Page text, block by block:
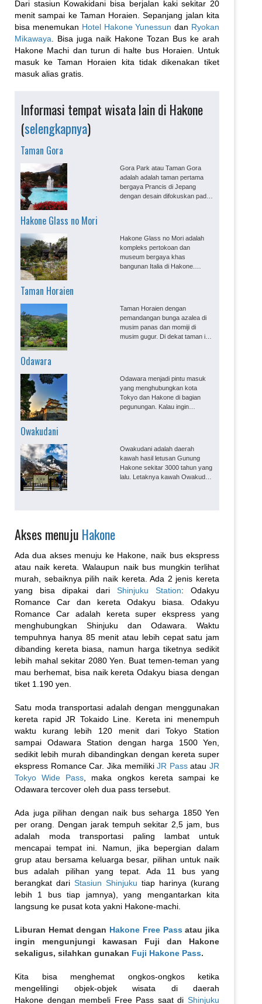
Dari stasiun Kowakidani bisa berjalan kaki sekitar 20
menit sampai ke Taman Horaien. Sepanjang jalan kita
bisa menemukan Hotel Hakone Yunessun dan Ryokan
Mikawaya . Bisa juga naik Hakone Tozan Bus ke arah
Hakone Machi dan turun di halte bus Horaien. Untuk
masuk ke Taman Horaien kita tidak dikenakan tiket
masuk alias gratis.
Informasi tempat wisata lain di Hakone
(selengkapnya)
Taman Gora
Gora Park atau Taman Gora
adalah adalah taman pertama
bergaya Prancis di Jepang
dengan desain difokuskan pada
Hakone Glass no Mori
Hakone Glass no Mori adalah
kompleks pertokoan dan
museum bergaya khas
bangunan Italia di Hakone.
wisata yang sayang dilewatkan
jika teman-teman sedang
mengunjungi Hakone....
Taman Horaien
Taman Horaien dengan
pemandangan bunga azalea di
musim panas dan momiji di
musim gugur. Di dekat taman ini
Odawara
Odawara menjadi pintu masuk
yang menghubungkan kota
Tokyo dan Hakone di bagian
pegunungan. Kalau ingin
ke transportasi khusus
pegunungan Hakone, dan
setelah itu kembali lagi k...
Owakudani
Owakudani adalah daerah
kawah hasil letusan Gunung
Hakone sekitar 3000 tahun yang
lalu. Letaknya kawah Owakudani
Akses menuju Hakone
Ada dua akses menuju ke Hakone, naik bus ekspress
atau naik kereta. Walaupun naik bus mungkin terlihat
murah, sebaiknya pilih naik kereta. Ada 2 jenis kereta
yang bisa dipakai dari Shinjuku Station: Odakyu
Romance Car dan kereta Odakyu biasa. Odakyu
Romance Car adalah kereta super ekspress yang
menghubungkan Shinjuku dan Odawara. Waktu
tempuhnya hanya 85 menit atau lebih cepat satu jam
dibanding kereta biasa, namun harga tiketnya sedikit
lebih mahal sekitar 2080 Yen. Buat temen-teman yang
mau berhemat, bisa naik kereta Odakyu biasa dengan
tiket 1.190 yen.
Satu moda transportasi adalah dengan menggunakan
kereta rapid JR Tokaido Line. Kereta ini menempuh
waktu kurang lebih 120 menit dari Tokyo Station
sampai Odawara Station dengan harga 1500 Yen,
sedikit lebih murah dibandingkan dengan kereta super
ekspress Romance Car. Jika memilikiJR Passatau JR
Tokyo Wide Pass , maka ongkos kereta sampai ke
Odawara tercover oleh dua pass tersebut.
Ada juga pilihan dengan naik bus seharga 1850 Yen
per orang. Dengan jarak tempuh sekitar 2,5 jam, bus
adalah moda transportasi paling lambat untuk
mencapai tempat ini. Namun, jika bepergian dalam
grup atau bersama keluarga besar, pilihan untuk naik
bus adalah pilihan yang tepat. Ada 11 bus yang
berangkat dari Stasiun Shinjuku tiap harinya (kurang
lebih 1 bus tiap jamnya), yang mengantarkan kita
langsung ke pusat kota yakni Hakone-machi.
Liburan Hemat dengan Hakone Free Passatau jika
ingin mengunjungi kawasan Fuji dan Hakone
sekaligus, silahkan gunakan Fuji Hakone Pass.
Kita bisa menghemat ongkos-ongkos ketika
mengelilingi objek-objek wisata di daerah
Hakone dengan membeli Free Pass saat di Shinjuku